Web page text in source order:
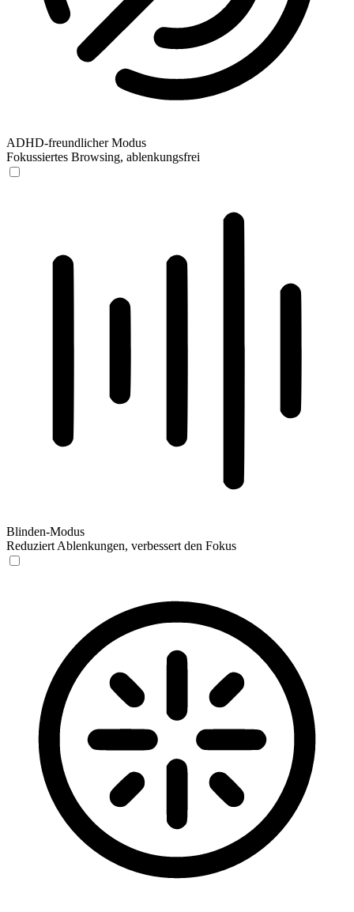
ADHD-freundlicher Modus
Fokussiertes Browsing, ablenkungsfrei
Blinden-Modus
Reduziert Ablenkungen, verbessert den Fokus